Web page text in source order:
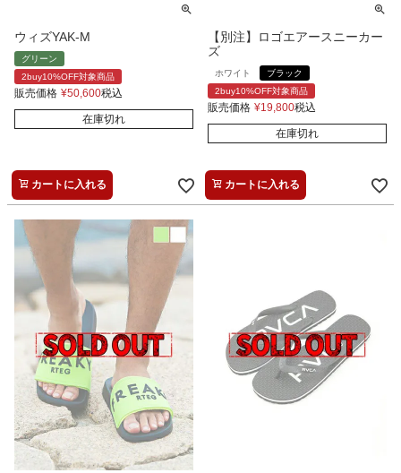
ウィズYAK-M
グリーン
2buy10%OFF対象商品
販売価格 ¥50,600税込
在庫切れ
カートに入れる
【別注】ロゴエアースニーカー
ズ
ホワイト
ブラック
2buy10%OFF対象商品
販売価格 ¥19,800税込
在庫切れ
カートに入れる